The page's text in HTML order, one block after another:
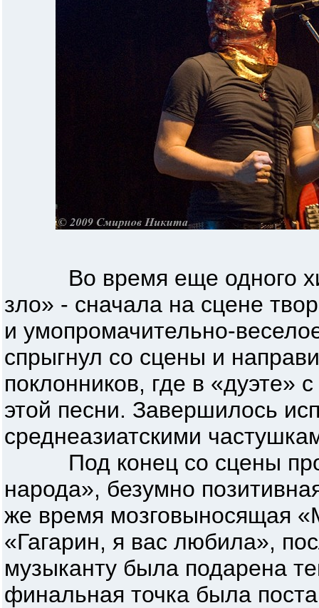
Во время еще одного
зло» - сначала на сцене
и умопромачительно-
спрыгнул со сцены и
поклонников, где в «дуэте»
этой песни. Завершилось
среднеазиатскими
Под конец со сцены
народа», безумно
же время мозговыносящая
«Гагарин, я вас любила»,
музыканту была подарена
финальная точка была